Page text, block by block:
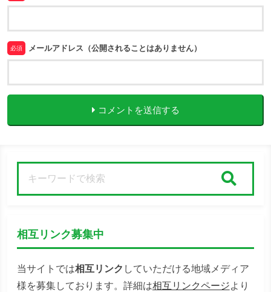
必須 メールアドレス（公開されることはありません）
コメントを送信する
相互リンク募集中
当サイトでは相互リンク していただける地域メディア
様を募集しております。詳細は相互リンクページより